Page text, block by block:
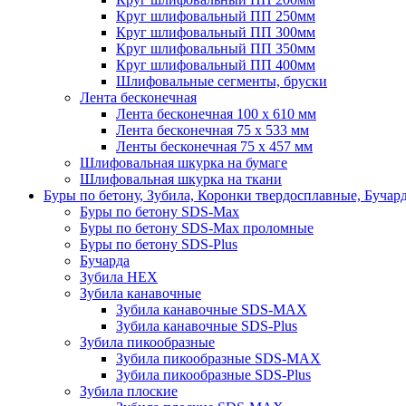
Круг шлифовальный ПП 250мм
Круг шлифовальный ПП 300мм
Круг шлифовальный ПП 350мм
Круг шлифовальный ПП 400мм
Шлифовальные сегменты, бруски
Лента бесконечная
Лента бесконечная 100 х 610 мм
Лента бесконечная 75 х 533 мм
Ленты бесконечная 75 х 457 мм
Шлифовальная шкурка на бумаге
Шлифовальная шкурка на ткани
Буры по бетону, Зубила, Коронки твердосплавные,
Буры по бетону SDS-Max
Буры по бетону SDS-Max проломные
Буры по бетону SDS-Plus
Бучарда
Зубила HEX
Зубила канавочные
Зубила канавочные SDS-MAX
Зубила канавочные SDS-Plus
Зубила пикообразные
Зубила пикообразные SDS-MAX
Зубила пикообразные SDS-Plus
Зубила плоские